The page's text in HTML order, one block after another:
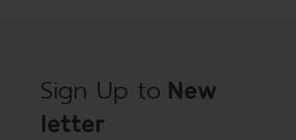
Sign Up to New
letter